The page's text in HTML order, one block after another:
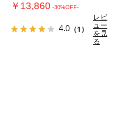
￥13,860 -30%OFF-
4.0 （1）
レビ
ュー
を見
る